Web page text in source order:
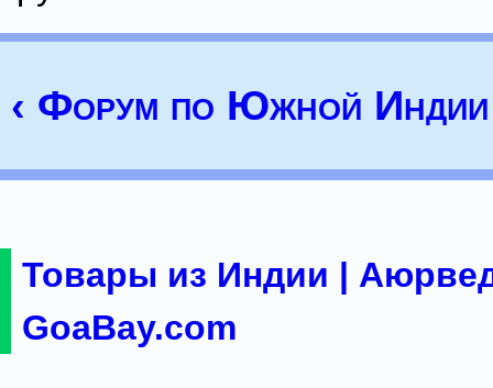
‹ Форум по Южной
Товары из Индии |
GoaBay.com